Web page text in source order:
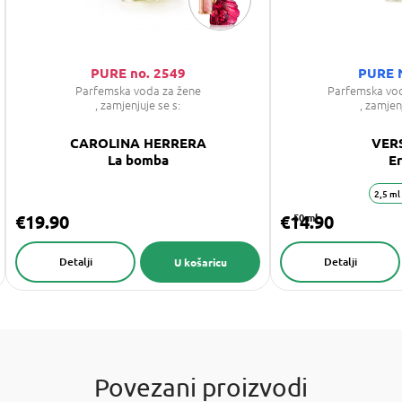
PURE no. 2549
Parfemska voda za žene
, zamjenjuje se s:
CAROLINA HERRERA
La bomba
€19.90
U košaricu
Detalji
PURE
Parfemska
,
50 ml
€14.90
Detalji
2,5 ml
Povezani proizvodi